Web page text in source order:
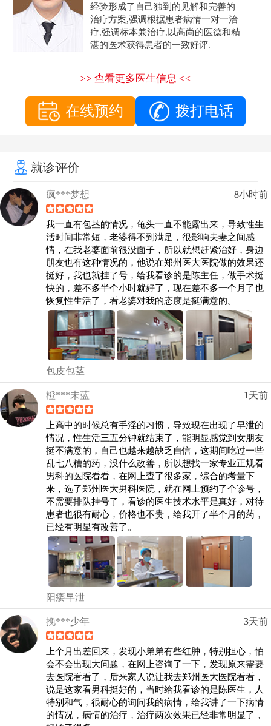
经验形成了自己独到的见解和完善的
治疗方案,强调根据患者病情一对一治
疗,强调标本兼治疗,以高尚的医德和精
湛的医术获得患者的一致好评.
>> 查看更多医生信息 <<
在线预约 拨打电话
就诊评价
疯***梦想 8小时前
我一直有包茎的情况，龟头一直不能露出来，导致性生
活时间非常短，老婆得不到满足，很影响夫妻之间感
情，在我老婆面前很没面子，所以就想赶紧治好，身边
朋友也有这种情况的，他说在郑州医大医院做的效果还
挺好，我也就挂了号，给我看诊的是陈主任，做手术挺
快的，差不多半个小时就好了，现在差不多一个月了也
恢复性生活了，看老婆对我的态度是挺满意的。
包皮包茎
橙***未蓝 1天前
上高中的时候总有手淫的习惯，导致现在出现了早泄的
情况，性生活三五分钟就结束了，能明显感觉到女朋友
挺不满意的，自己也越来越缺乏自信，这期间吃过一些
乱七八糟的药，没什么改善，所以想找一家专业正规看
男科的医院看看，在网上查了很多家，综合的考量下
来，选了郑州医大男科医院，就在网上预约了个诊号，
不需要排队挂号了，看诊的医生技术水平是真好，对待
患者也很有耐心，价格也不贵，给我开了半个月的药，
已经有明显有改善了。
阳痿早泄
挽***少年 3天前
上个月出差回来，发现小弟弟有些红肿，特别担心，怕
会不会出现大问题，在网上咨询了一下，发现原来需要
去医院看看了，后来家人说让我去郑州医大医院看看，
说是这家看男科挺好的，当时给我看诊的是陈医生，人
特别和气，很耐心的询问我的病情，给我讲了一下病情
的情况，病情的治疗，治疗两次效果已经非常明显了，